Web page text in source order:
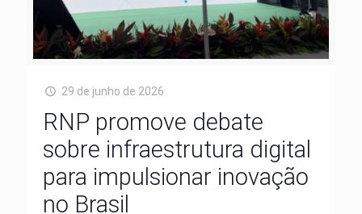
29 de junho de 2026
RNP promove debate
sobre infraestrutura digital
para impulsionar inovação
no Brasil